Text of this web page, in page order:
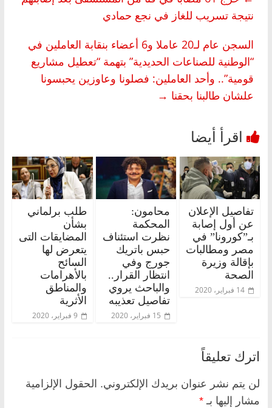
نتيجة تسريب للغاز في نجع حمادي
السجن عام لـ20 عاملا و6 أعضاء بنقابة العاملين في
“الوطنية للصناعات الحديدية” بتهمة “تعطيل مشاريع
قومية”.. وأحد العاملين: فصلونا وعاوزين يحبسونا
علشان طالبنا بحقنا →
تفاصيل الإعلان
عن أول إصابة
بـ”كورونا” في
مصر ومطالبات
بإقالة وزيرة
الصحة
14 فبراير، 2020
محامون:
المحكمة
نظرت استئناف
حبس باتريك
جورج وفي
انتظار القرار..
والباحث يروي
تفاصيل تعذيبه
15 فبراير، 2020
طلب برلماني
بشأن
المضايقات التى
يتعرض لها
السائح
بالأهرامات
والمناطق
الأثرية
9 فبراير، 2020
اترك تعليقاً
لن يتم نشر عنوان بريدك الإلكتروني. الحقول الإلزامية
مشار إليها بـ *